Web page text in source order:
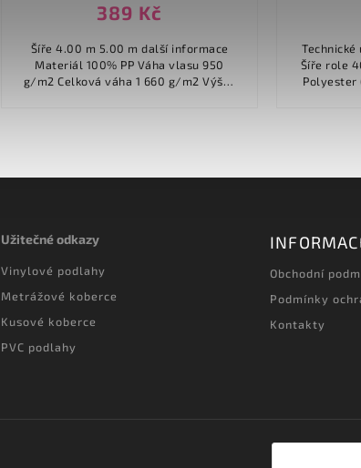
389 Kč
Šíře 4.00 m 5.00 m další informace
Materiál 100% PP Váha vlasu 950
g/m2 Celková váha 1 660 g/m2 Výška
Technické údaje Výška
Šíře role 400 cm
Polyester (PES)
Užitečné odkazy
Vinylové podlahy
Metrážové koberce
Kusové koberce
PVC podlahy
Obchodní
Podmínky
Kontakty